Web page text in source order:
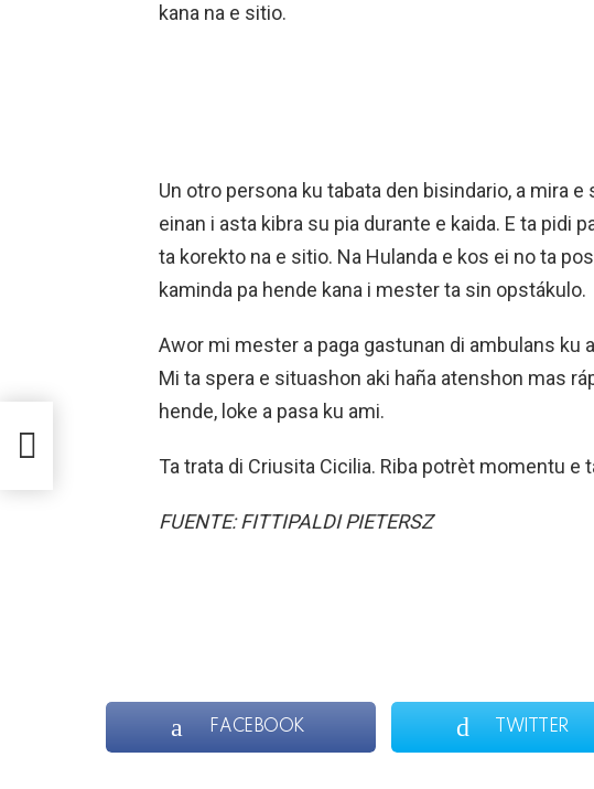
kana na e sitio.
Un otro persona ku tabata den bisindario, a mira e
einan i asta kibra su pia durante e kaida. E ta pidi
ta korekto na e sitio. Na Hulanda e kos ei no ta
kaminda pa hende kana i mester ta sin opstákulo.
Awor mi mester a paga gastunan di ambulans ku
Mi ta spera e situashon aki haña atenshon mas
hende, loke a pasa ku ami.
Ta trata di Criusita Cicilia. Riba potrèt momentu e
FUENTE: FITTIPALDI PIETERSZ
FACEBOOK TWITTER